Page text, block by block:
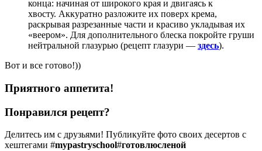
конца: начиная от широкого края и двигаясь к
хвосту. Аккуратно разложите их поверх крема,
раскрывая разрезанные части и красиво укладывая их
«веером». Для дополнительного блеска покройте груши
нейтральной глазурью (рецепт глазури — здесь).
Вот и все готово!))
Приятного аппетита!
Понравился рецепт?
Делитесь им с друзьями! Публикуйте фото своих десертов с
хештегами #mypastryschool#готовлюсленой